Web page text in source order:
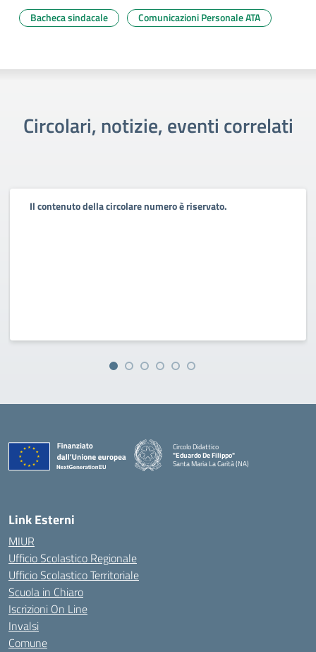
Bacheca sindacale Comunicazioni Personale ATA
Circolari, notizie, eventi correlati
Il contenuto della circolare numero è riservato.
Circolo Didattico
"Eduardo De Filippo"
Santa Maria La Carità (NA)
Link Esterni
MIUR
Ufficio Scolastico Regionale
Ufficio Scolastico Territoriale
Scuola in Chiaro
Iscrizioni On Line
Invalsi
Comune